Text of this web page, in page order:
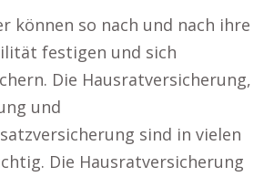
können so nach und nach ihre
festigen und sich
Die Hausratversicherung,
und
sind in vielen
Die Hausratversicherung